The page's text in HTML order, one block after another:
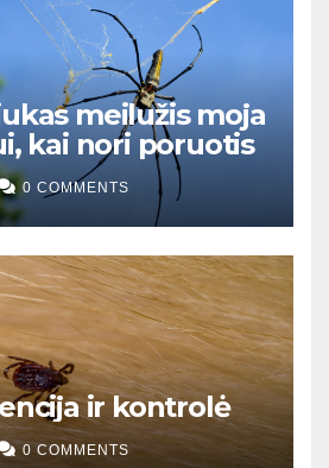
meilužis moja
kai nori poruotis
0 COMMENTS
ir kontrolė
0 COMMENTS